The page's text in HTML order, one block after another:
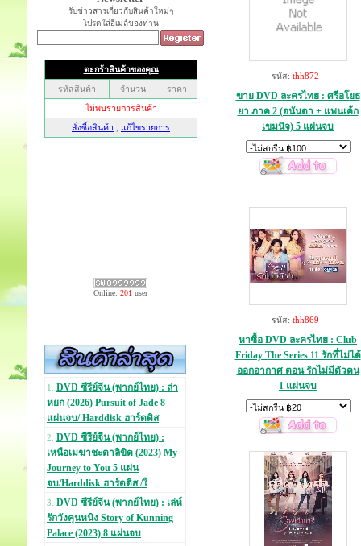
รับข่าวสารเกี่ยวกับสินค้าใหม่ๆ
โปรดใส่อีเมล์ของท่าน
Online: 201 user
1. DVD ซีรีย์จีน (พากย์ไทย) : ล่า
หยก (2026) Pursuit of Jade 8
แผ่นจบ/ Harddisk ฮาร์ดดิส
2. DVD ซีรีย์จีน (พากย์ไทย) :
เหนือเมฆาชะตาลิขิต (2023) My
Journey to You 5 แผ่น
จบ/Harddisk ฮาร์ดดิส /ใ
3. DVD ซีรีย์จีน (พากย์ไทย) : เล่ห์
รักวังคุนหนิง Story of Kunning
Palace (2023) 8 แผ่นจบ
รหัส: thh872
ขาย DVD ละครไทย : ศรีอโยธ
ยา ภาค 2 (อนันดา + แพนเค้ก
เขมนิจ) 5 แผ่นจบ
รหัส: thh869
หาซื้อ DVD ละครไทย : Club
Friday The Series 11 รักที่ไม่ได้
ออกอากาศ ตอน รักไม่มีตัวตน
1 แผ่นจบ